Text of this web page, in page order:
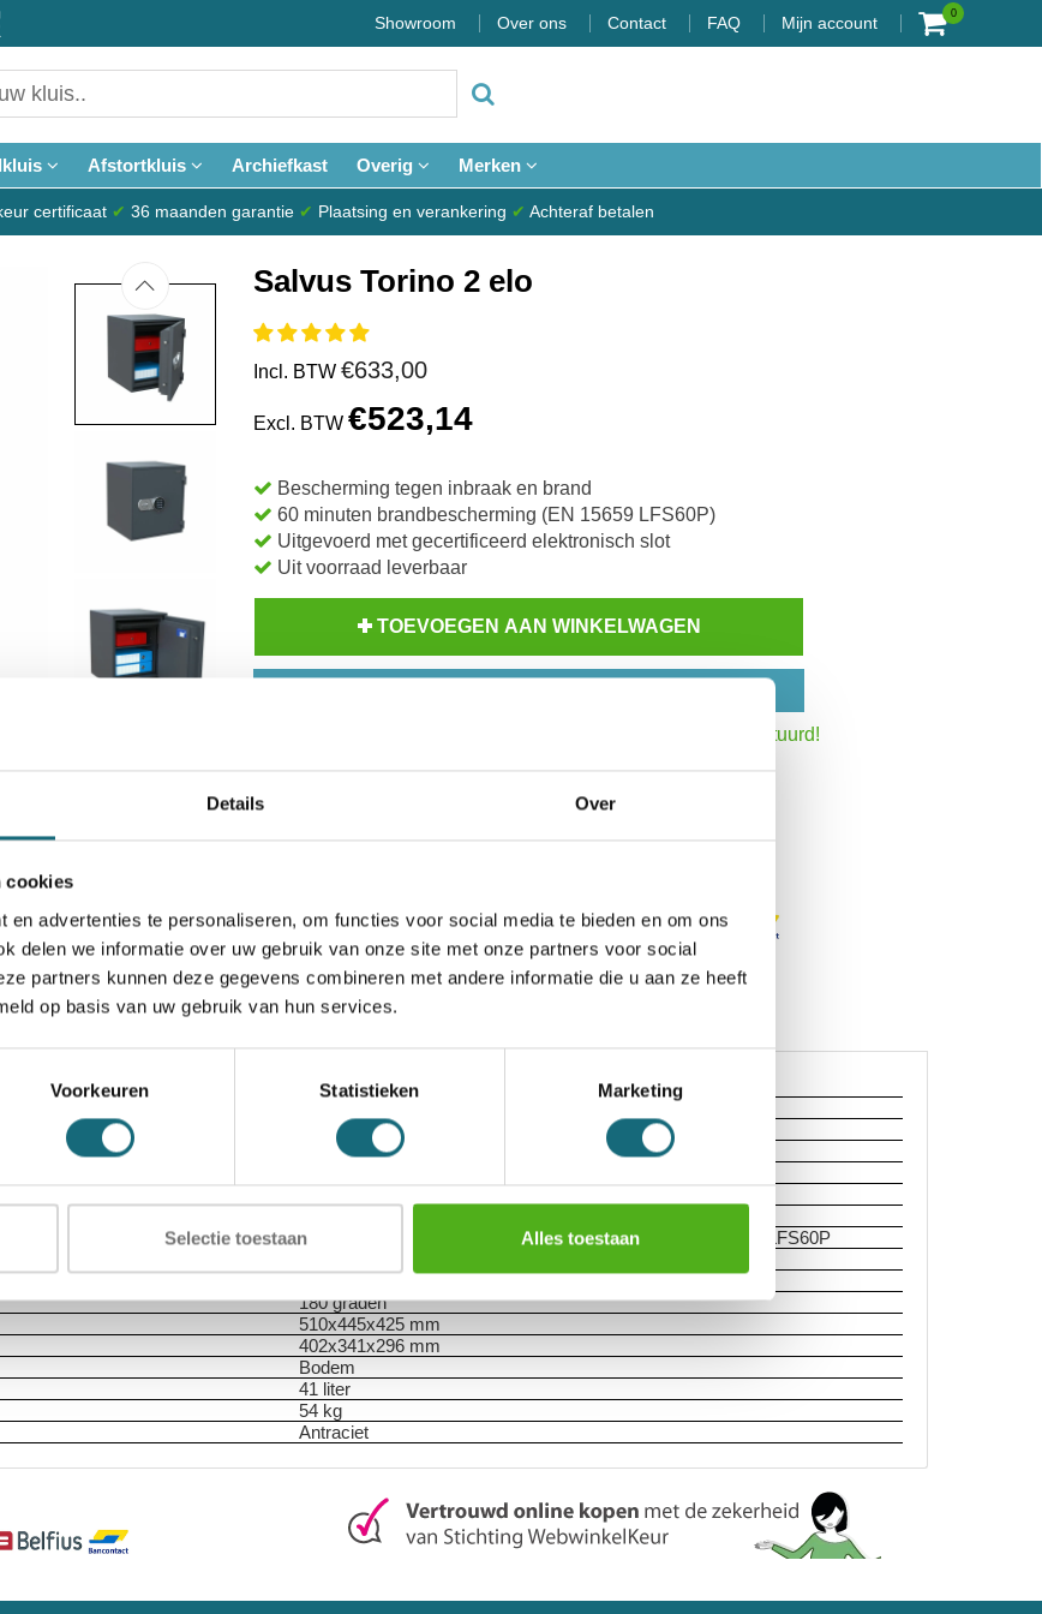
Details Over
cookies
en advertenties te personaliseren, om functies voor social media te bieden en om ons
delen we informatie over uw gebruik van onze site met onze partners voor social
partners kunnen deze gegevens combineren met andere informatie die u aan ze heeft
op basis van uw gebruik van hun services.
Voorkeuren Statistieken Marketing
Selectie toestaan Alles toestaan
Showroom Over ons Contact FAQ Mijn account
0
Afstortkluis Archiefkast Overig Merken
certificaat ✔ 36 maanden garantie ✔ Plaatsing en verankering ✔ Achteraf betalen
Salvus Torino 2 elo
Incl. BTW €633,00
Excl. BTW €523,14
Bescherming tegen inbraak en brand
60 minuten brandbescherming (EN 15659 LFS60P)
Uitgevoerd met gecertificeerd elektronisch slot
Uit voorraad leverbaar
TOEVOEGEN AAN WINKELWAGEN
dezelfde werkdag verstuurd!
Alternatieven
1302000065
Salvus
Documentenkluis
ECB-S gecertificeerde brandwerendheid volgens EN 15659 LFS60P
180 graden
510x445x425 mm
402x341x296 mm
Bodem
41 liter
54 kg
Antraciet